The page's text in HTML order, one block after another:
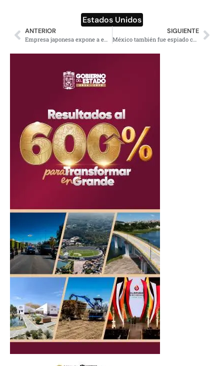
Estados Unidos
ANTERIOR
Empresa japonesa expone a empleados a sustancias tóxicas en Zacatecas
SIGUIENTE
México también fue espiado con Chrysaor, un software para Android parecido a Pegasus